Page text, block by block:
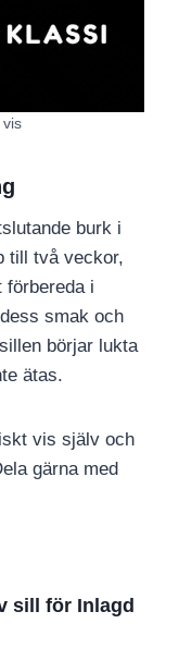
vis
burk i
till två veckor,
i
smak och
börjar lukta
ätas.
vis själv och
gärna med
sill för Inlagd